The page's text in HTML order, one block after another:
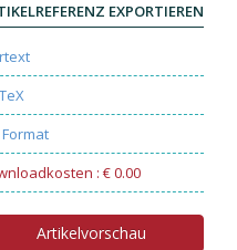
EXPORTIEREN
Format
: € 0.00
Artikelvorschau